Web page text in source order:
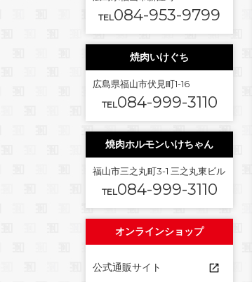
TEL084-953-9799
焼肉いけぐち
広島県福山市伏見町1-16
TEL084-999-3110
焼肉ホルモンいけちゃん
福山市三之丸町3-1 三之丸東ビル
TEL084-999-3110
オンラインショップ
公式通販サイト